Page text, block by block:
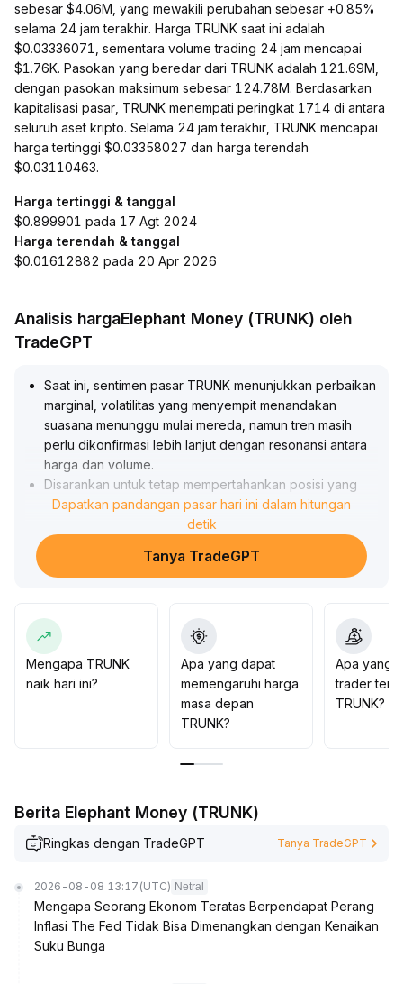
sebesar $4.06M, yang mewakili perubahan sebesar +0.85%
selama 24 jam terakhir. Harga TRUNK saat ini adalah
$0.03336071, sementara volume trading 24 jam mencapai
$1.76K. Pasokan yang beredar dari TRUNK adalah 121.69M,
dengan pasokan maksimum sebesar 124.78M. Berdasarkan
kapitalisasi pasar, TRUNK menempati peringkat 1714 di antara
seluruh aset kripto. Selama 24 jam terakhir, TRUNK mencapai
harga tertinggi $0.03358027 dan harga terendah
$0.03110463.
Harga tertinggi & tanggal
$0.899901 pada 17 Agt 2024
Harga terendah & tanggal
$0.01612882 pada 20 Apr 2026
Analisis hargaElephant Money (TRUNK) oleh
TradeGPT
Saat ini, sentimen pasar TRUNK menunjukkan perbaikan
marginal, volatilitas yang menyempit menandakan
suasana menunggu mulai mereda, namun tren masih
perlu dikonfirmasi lebih lanjut dengan resonansi antara
harga dan volume.
Disarankan untuk tetap mempertahankan posisi yang
hati-hati dalam jangka pendek, menetapkan stop loss
secara ketat, dan fokus pada level support-resistance
kunci serta perubahan volume transaksi; tunggu hingga
lebar Bollinger Bands melebar dan sinyal konsolidasi
Langkah ini membantu mengurangi risiko breakout palsu
dan meningkatkan efisiensi penggunaan dana
Dapatkan pandangan pasar hari ini dalam hitungan
detik
Tanya TradeGPT
Mengapa TRUNK
naik hari ini?
Apa yang dapat
memengaruhi harga
masa depan
TRUNK?
Apa yang
trader
TRUNK?
Berita Elephant Money (TRUNK)
Ringkas dengan TradeGPT Tanya TradeGPT
2026-08-08 13:17 (UTC) Netral
Mengapa Seorang Ekonom Teratas Berpendapat Perang
Inflasi The Fed Tidak Bisa Dimenangkan dengan Kenaikan
Suku Bunga